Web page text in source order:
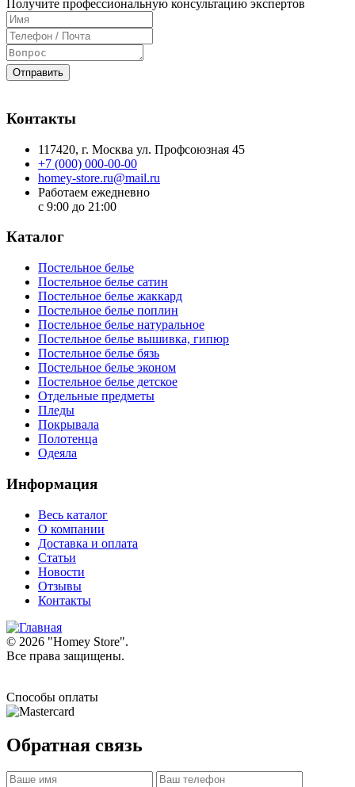
Получите профессиональную консультацию экспертов
Отправить
Контакты
117420, г. Москва ул. Профсоюзная 45
+7 (000) 000-00-00
homey-store.ru@mail.ru
Работаем ежедневно
с 9:00 до 21:00
Каталог
Постельное белье
Постельное белье сатин
Постельное белье жаккард
Постельное белье поплин
Постельное белье натуральное
Постельное белье вышивка, гипюр
Постельное белье бязь
Постельное белье эконом
Постельное белье детское
Отдельные предметы
Пледы
Покрывала
Полотенца
Одеяла
Информация
Весь каталог
О компании
Доставка и оплата
Статьи
Новости
Отзывы
Контакты
© 2026 "Homey Store".
Все права защищены.
Способы оплаты
Обратная связь